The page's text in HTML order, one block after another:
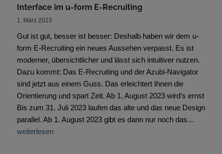
Interface im u-form E-Recruiting
1. März 2023
Gut ist gut, besser ist besser: Deshalb haben wir dem u-
form E-Recruiting ein neues Aussehen verpasst. Es ist
moderner, übersichtlicher und lässt sich intuitiver nutzen.
Dazu kommt: Das E-Recruiting und der Azubi-Navigator
sind jetzt aus einem Guss. Das erleichtert Ihnen die
Orientierung und spart Zeit. Ab 1. August 2023 wird’s ernst
Bis zum 31. Juli 2023 laufen das alte und das neue Design
parallel. Ab 1. August 2023 gibt es dann nur noch das…
weiterlesen